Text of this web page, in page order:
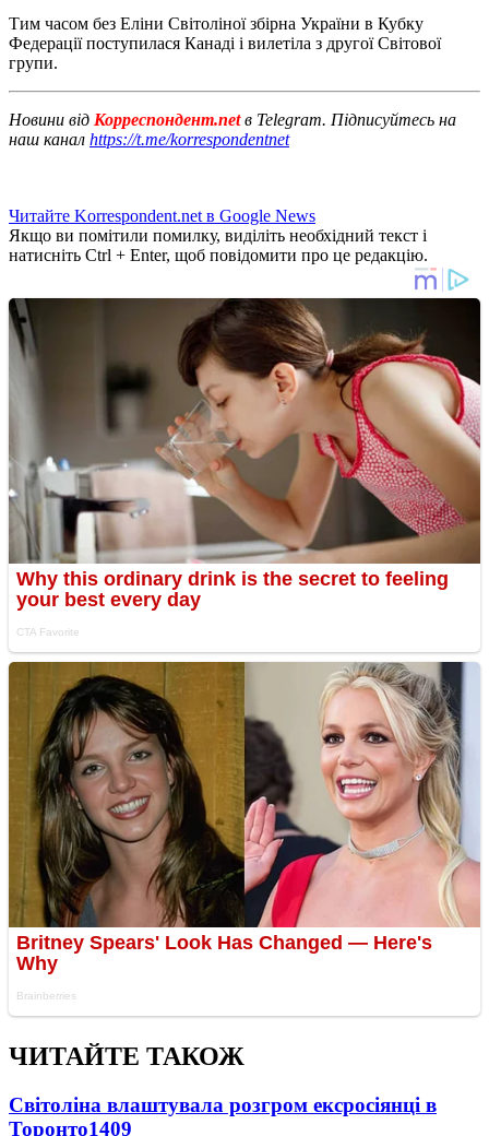
Тим часом без Еліни Світоліної збірна України в Кубку
Федерації поступилася Канаді і вилетіла з другої Світової
групи.
Новини від Корреспондент.netв Telegram. Підписуйтесь на
наш канал https://t.me/korrespondentnet
Читайте Korrespondent.net в Google News
Якщо ви помітили помилку, виділіть необхідний текст і
натисніть Ctrl + Enter, щоб повідомити про це редакцію.
ЧИТАЙТЕ ТАКОЖ
Світоліна влаштувала розгром ексросіянці в
Торонто1409